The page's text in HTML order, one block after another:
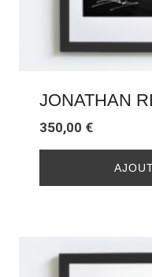
JONATHAN
350,00 €